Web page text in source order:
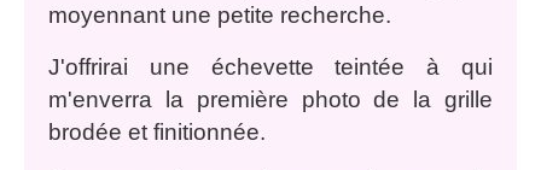
moyennant une petite recherche.
J'offrirai une échevette teintée à qui
m'enverra la première photo de la grille
brodée et finitionnée.